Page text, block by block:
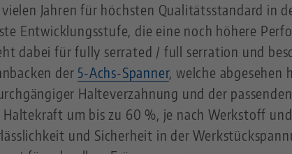
Jahren für höchsten Qualitätsstandard in
Entwicklungsstufe, die eine noch höhere
dabei für fully serrated / full serration und
der 5-Achs-Spanner, welche abgesehen
Halteverzahnung und der
um bis zu 60 %, je nach Werkstoff
und Sicherheit in der